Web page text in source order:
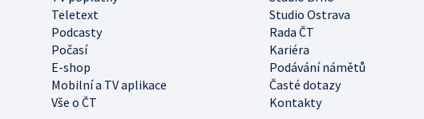
Teletext
Studio Ostrava
Podcasty
Rada ČT
Počasí
Kariéra
E-shop
Podávání námětů
Mobilní a TV aplikace
Časté dotazy
Vše o ČT
Kontakty